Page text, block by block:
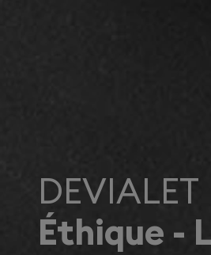
DEVIALET
Éthique -